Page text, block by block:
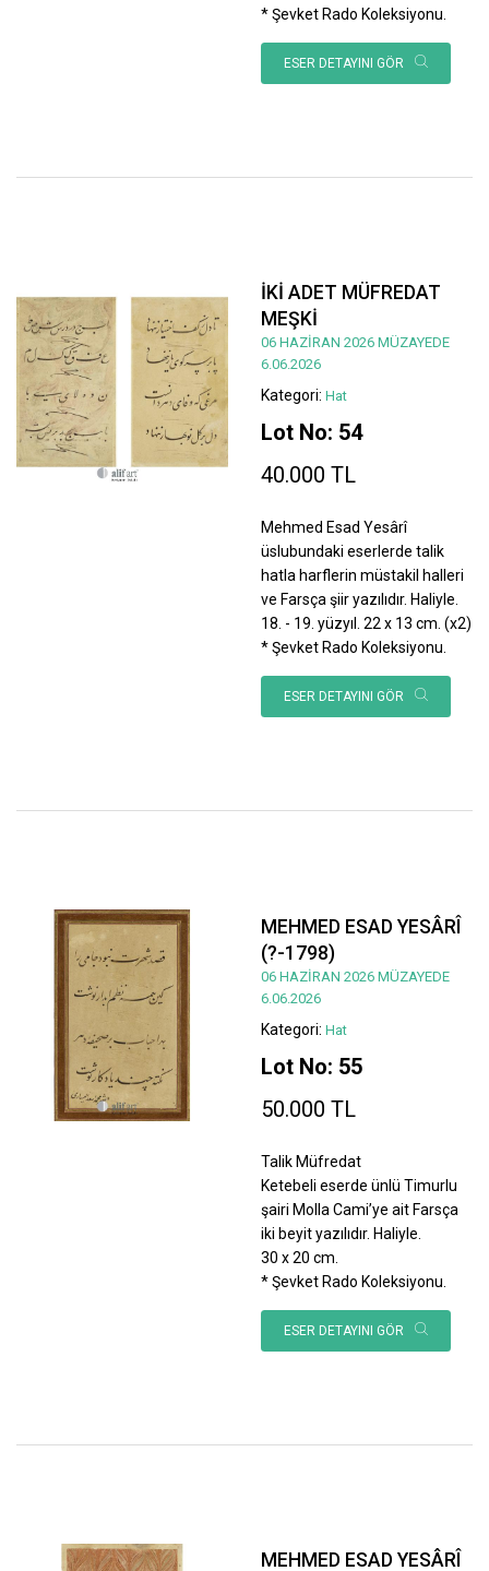
* Şevket Rado Koleksiyonu.
ESER DETAYINI GÖR
İKİ ADET MÜFREDAT
MEŞKİ
06 HAZİRAN 2026 MÜZAYEDE
6.06.2026
Kategori: Hat
Lot No: 54
40.000 TL
Mehmed Esad Yesârî
üslubundaki eserlerde talik
hatla harflerin müstakil halleri
ve Farsça şiir yazılıdır. Haliyle.
18. - 19. yüzyıl. 22 x 13 cm. (x2)
* Şevket Rado Koleksiyonu.
ESER DETAYINI GÖR
MEHMED ESAD YESÂRÎ
(?-1798)
06 HAZİRAN 2026 MÜZAYEDE
6.06.2026
Kategori: Hat
Lot No: 55
50.000 TL
Talik Müfredat
Ketebeli eserde ünlü Timurlu
şairi Molla Cami’ye ait Farsça
iki beyit yazılıdır. Haliyle.
30 x 20 cm.
* Şevket Rado Koleksiyonu.
ESER DETAYINI GÖR
MEHMED ESAD YESÂRÎ